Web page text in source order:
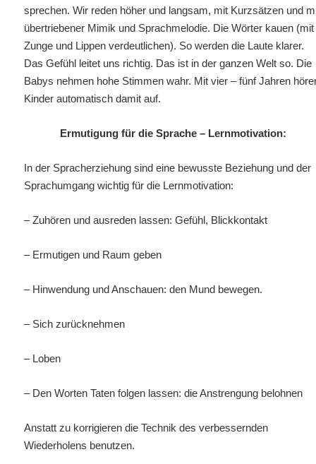
sprechen. Wir reden höher und langsam, mit Kurzsätzen und
übertriebener Mimik und Sprachmelodie. Die Wörter kauen (mit
Zunge und Lippen verdeutlichen). So werden die Laute klarer.
Das Gefühl leitet uns richtig. Das ist in der ganzen Welt so. Die
Babys nehmen hohe Stimmen wahr. Mit vier – fünf Jahren
Kinder automatisch damit auf.
Ermutigung für die Sprache – Lernmotivation:
In der Spracherziehung sind eine bewusste Beziehung und der
Sprachumgang wichtig für die Lernmotivation:
– Zuhören und ausreden lassen: Gefühl, Blickkontakt
– Ermutigen und Raum geben
– Hinwendung und Anschauen: den Mund bewegen.
– Sich zurücknehmen
– Loben
– Den Worten Taten folgen lassen: die Anstrengung belohnen
Anstatt zu korrigieren die Technik des verbessernden
Wiederholens benutzen.